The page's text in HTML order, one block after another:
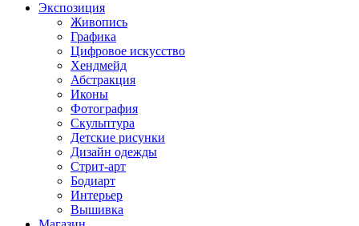
Экспозиция
Живопись
Графика
Цифровое искусство
Хендмейд
Абстракция
Иконы
Фотография
Скульптура
Детские рисунки
Дизайн одежды
Стрит-арт
Бодиарт
Интерьер
Вышивка